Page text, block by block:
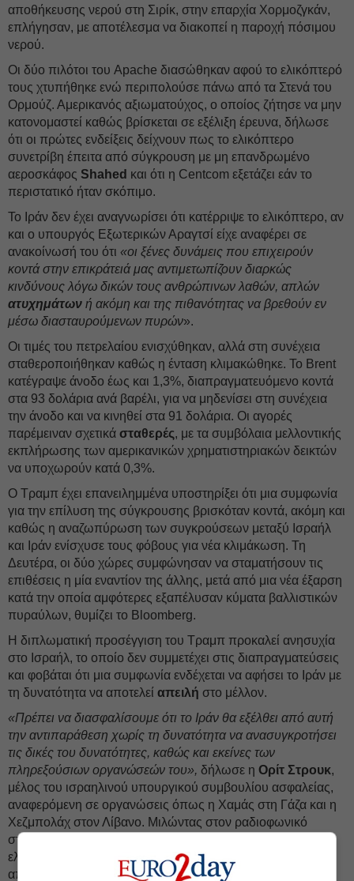
αποθήκευσης νερού στη Σιρίκ, στην επαρχία Χορμοζγκάν,
επλήγησαν, με αποτέλεσμα να διακοπεί η παροχή πόσιμου
νερού.
Οι δύο πιλότοι του Apache διασώθηκαν αφού το ελικόπτερό
τους χτυπήθηκε ενώ περιπολούσε πάνω από τα Στενά του
Ορμούζ. Αμερικανός αξιωματούχος, ο οποίος ζήτησε να μην
κατονομαστεί καθώς βρίσκεται σε εξέλιξη έρευνα, δήλωσε
ότι οι πρώτες ενδείξεις δείχνουν πως το ελικόπτερο
συνετρίβη έπειτα από σύγκρουση με μη επανδρωμένο
αεροσκάφος Shahed και ότι η Centcom εξετάζει εάν το
περιστατικό ήταν σκόπιμο.
Το Ιράν δεν έχει αναγνωρίσει ότι κατέρριψε το ελικόπτερο, αν
και ο υπουργός Εξωτερικών Αραγτσί είχε αναφέρει σε
ανακοίνωσή του ότι «οι ξένες δυνάμεις που επιχειρούν
κοντά στην επικράτειά μας αντιμετωπίζουν διαρκώς
κινδύνους λόγω δικών τους ανθρώπινων λαθών, απλών
ατυχημάτων ή ακόμη και της πιθανότητας να βρεθούν εν
μέσω διασταυρούμενων πυρών».
Οι τιμές του πετρελαίου ενισχύθηκαν, αλλά στη συνέχεια
σταθεροποιήθηκαν καθώς η ένταση κλιμακώθηκε. Το Brent
κατέγραψε άνοδο έως και 1,3%, διαπραγματευόμενο κοντά
στα 93 δολάρια ανά βαρέλι, για να μηδενίσει στη συνέχεια
την άνοδο και να κινηθεί στα 91 δολάρια. Οι αγορές
παρέμειναν σχετικά σταθερές, με τα συμβόλαια μελλοντικής
εκπλήρωσης των αμερικανικών χρηματιστηριακών δεικτών
να υποχωρούν κατά 0,3%.
Ο Τραμπ έχει επανειλημμένα υποστηρίξει ότι μια συμφωνία
για την επίλυση της σύγκρουσης βρισκόταν κοντά, ακόμη και
καθώς η αναζωπύρωση των συγκρούσεων μεταξύ Ισραήλ
και Ιράν ενίσχυσε τους φόβους για νέα κλιμάκωση. Τη
Δευτέρα, οι δύο χώρες συμφώνησαν να σταματήσουν τις
επιθέσεις η μία εναντίον της άλλης, μετά από μια νέα έξαρση
κατά την οποία αμφότερες εξαπέλυσαν κύματα βαλλιστικών
πυραύλων, θυμίζει το Bloomberg.
Η διπλωματική προσέγγιση του Τραμπ προκαλεί ανησυχία
στο Ισραήλ, το οποίο δεν συμμετέχει στις διαπραγματεύσεις
και φοβάται ότι μια συμφωνία ενδέχεται να αφήσει το Ιράν με
τη δυνατότητα να αποτελεί απειλή στο μέλλον.
«Πρέπει να διασφαλίσουμε ότι το Ιράν θα εξέλθει από αυτή
την αντιπαράθεση χωρίς τη δυνατότητα να ανασυγκροτήσει
τις δικές του δυνατότητες, καθώς και εκείνες των
πληρεξούσιων οργανώσεών του», δήλωσε η Ορίτ Στρουκ,
μέλος του ισραηλινού υπουργικού συμβουλίου ασφαλείας,
αναφερόμενη σε οργανώσεις όπως η Χαμάς στη Γάζα και η
Χεζμπολάχ στον Λίβανο. Μιλώντας στον ραδιοφωνικό
σταθμό του ισραηλινού στρατού, εξέφρασε επίσης την
ελπίδα ότι η Τεχεράνη δεν θα εξασφαλίσει σημαντικά οφέλη
από ενδεχόμενη άρση κυρώσεων.